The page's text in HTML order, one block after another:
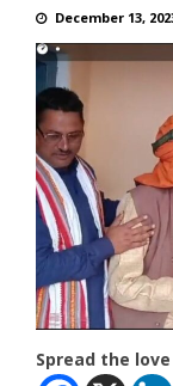
December 13,
Spread the love